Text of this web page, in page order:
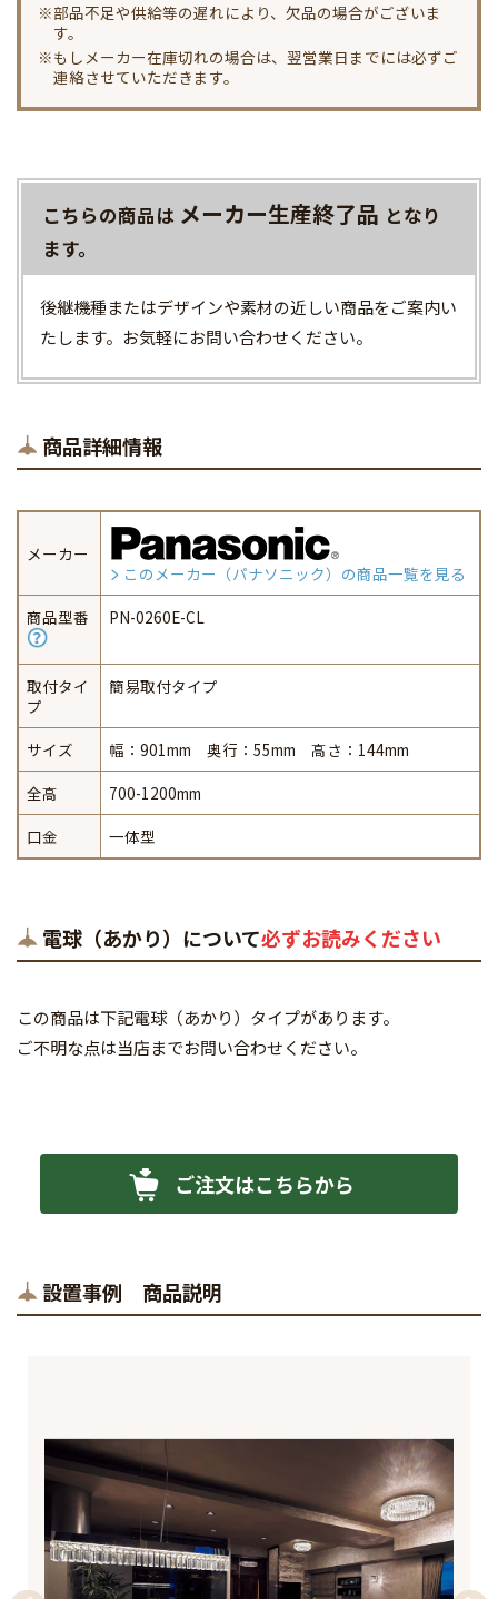
※部品不足や供給等の遅れにより、欠品の場合がございま
す。
※もしメーカー在庫切れの場合は、翌営業日までには必ずご
連絡させていただきます。
こちらの商品は メーカー生産終了品 となり
ます。
後継機種またはデザインや素材の近しい商品をご案内い
たします。お気軽にお問い合わせください。
商品詳細情報
メーカー
このメーカー（パナソニック）の商品一覧を見る
商品型番
PN-0260E-CL
取付タイ
プ
簡易取付タイプ
サイズ
幅：901mm 奥行：55mm 高さ：144mm
全高
700-1200mm
口金
一体型
電球（あかり）について必ずお読みください
この商品は下記電球（あかり）タイプがあります。
ご不明な点は当店までお問い合わせください。
ご注文はこちらから
設置事例 商品説明